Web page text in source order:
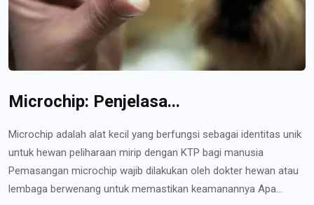
Microchip: Penjelasa...
Microchip adalah alat kecil yang berfungsi sebagai identitas unik
untuk hewan peliharaan mirip dengan KTP bagi manusia
Pemasangan microchip wajib dilakukan oleh dokter hewan atau
lembaga berwenang untuk memastikan keamanannya Apa...